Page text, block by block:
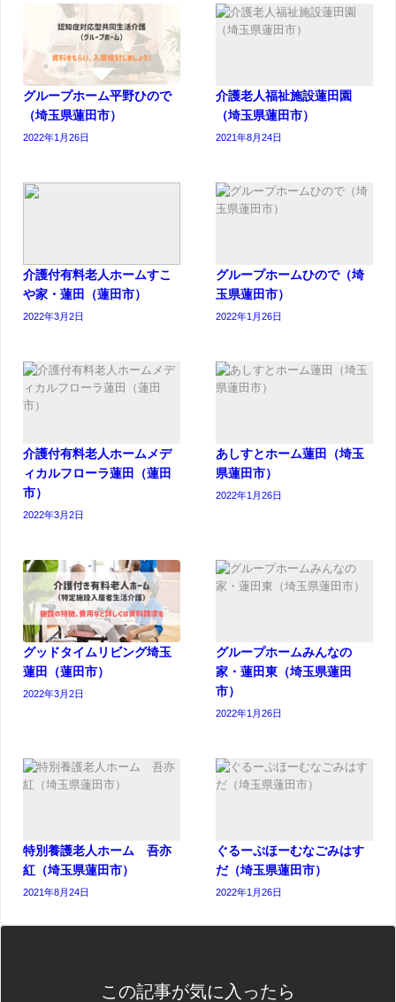
グループホーム平野ひので
（埼玉県蓮田市）
2022年1月26日
介護老人福祉施設蓮田園
（埼玉県蓮田市）
2021年8月24日
介護付有料老人ホームすこ
や家・蓮田（蓮田市）
2022年3月2日
グループホームひので（埼
玉県蓮田市）
2022年1月26日
介護付有料老人ホームメデ
ィカルフローラ蓮田（蓮田
市）
2022年3月2日
あしすとホーム蓮田（埼玉
県蓮田市）
2022年1月26日
グッドタイムリビング埼玉
蓮田（蓮田市）
2022年3月2日
グループホームみんなの
家・蓮田東（埼玉県蓮田
市）
2022年1月26日
特別養護老人ホーム 吾亦
紅（埼玉県蓮田市）
2021年8月24日
ぐるーぷほーむなごみはす
だ（埼玉県蓮田市）
2022年1月26日
この記事が気に入ったら